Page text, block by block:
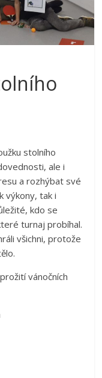
stolního
ale i
a rozhýbat své
výkony, tak i
kdo se
turnaj probíhal.
všichni, protože
vánočních